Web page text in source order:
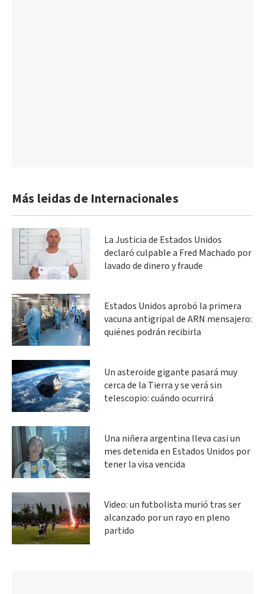
Más leidas de Internacionales
La Justicia de Estados Unidos
declaró culpable a Fred Machado por
lavado de dinero y fraude
Estados Unidos aprobó la primera
vacuna antigripal de ARN mensajero:
quiénes podrán recibirla
Un asteroide gigante pasará muy
cerca de la Tierra y se verá sin
telescopio: cuándo ocurrirá
Una niñera argentina lleva casi un
mes detenida en Estados Unidos por
tener la visa vencida
Video: un futbolista murió tras ser
alcanzado por un rayo en pleno
partido